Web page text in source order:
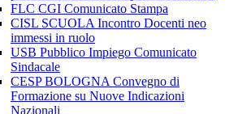
FLC CGI Comunicato Stampa
CISL SCUOLA Incontro Docenti neo
immessi in ruolo
USB Pubblico Impiego Comunicato
Sindacale
CESP BOLOGNA Convegno di
Formazione su Nuove Indicazioni
Nazionali